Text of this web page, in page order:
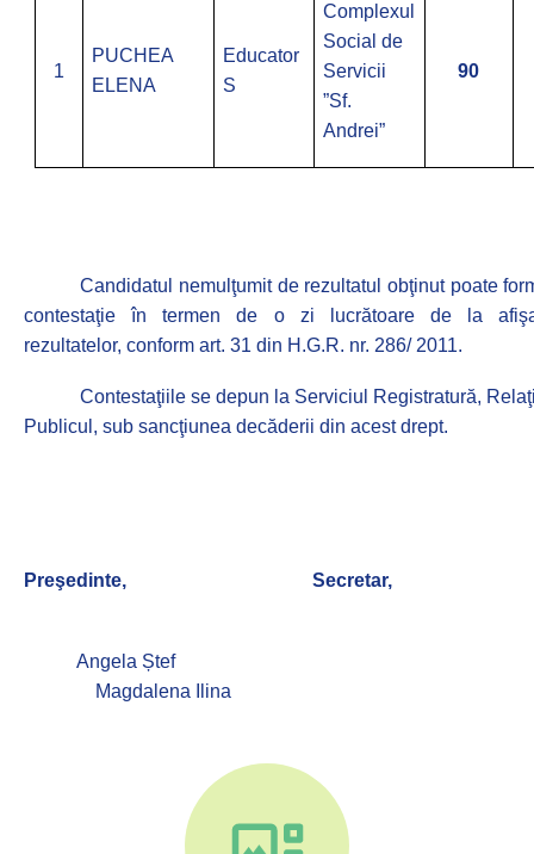
1
PUCHEA
ELENA
Educator
S
Complexul
Social de
Servicii
”Sf.
Andrei”
90
Candidatul nemulţumit de rezultatul obţinut poate
contestaţie în termen de o zi lucrătoare de la
rezultatelor, conform art. 31 din H.G.R. nr. 286/ 2011.
Contestaţiile sedepun la Serviciul Registratură,
Publicul, sub sancţiunea decăderii din acest drept.
Preşedinte, Secretar,
Angela Ștef
Magdalena Ilina